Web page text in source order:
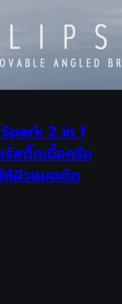
2 in 1
สติ๊กเนื้อครีม
ห้ผิวแมตต์ด